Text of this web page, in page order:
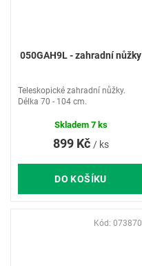
050GAH9L - zahradní nůžky
899 Kč / ks
DO KOŠÍKU
Teleskopické zahradní nůžky.
Délka 70 - 104 cm.
Skladem 7 ks
Kód: 073870